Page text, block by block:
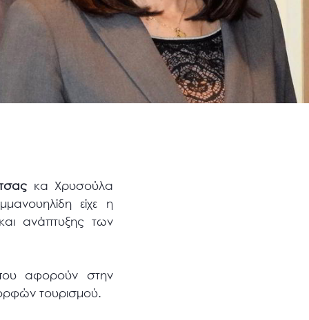
κα Χρυσούλα
είχε η
και ανάπτυξης των
αφορούν στην
τουρισμού.